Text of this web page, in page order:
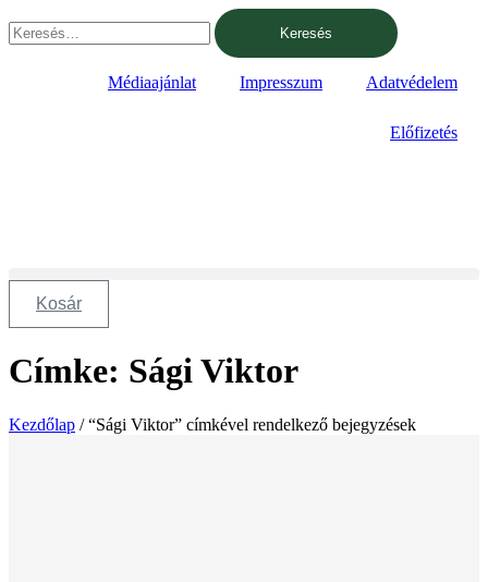
a
Médiaajánlat Impresszum Adatvédelem
Előfizetés
Kosár
Címke: Sági Viktor
Kezdőlap / “Sági Viktor” címkével rendelkező bejegyzések